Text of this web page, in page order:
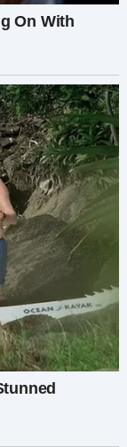
на
что
мне
я был».
кто ей
так крепко,
вытирая
неё есть
Я знала,
Но
что